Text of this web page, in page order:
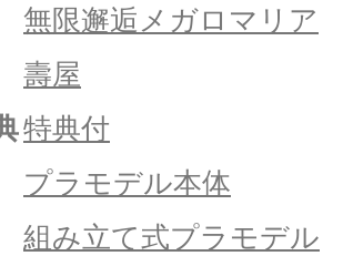
無限邂逅メガロマリア
壽屋
特典付
プラモデル本体
組み立て式プラモデル